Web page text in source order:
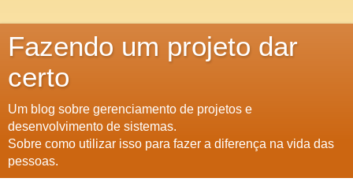
Fazendo um projeto dar
certo
Um blog sobre gerenciamento de projetos e
desenvolvimento de sistemas.
Sobre como utilizar isso para fazer a diferença na vida das
pessoas.